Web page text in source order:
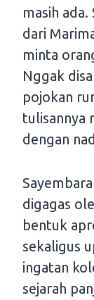
masih
dari
minta
Nggak
pojokan
tulisannya
dengan
digagas
bentuk
sekaligus
ingatan
sejarah